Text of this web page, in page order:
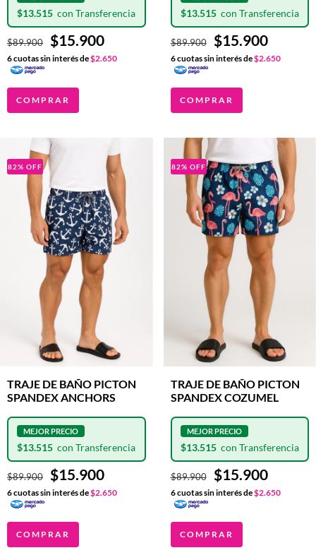
$89.900 $15.900
$13.515
6cuotas sin interés de$2.650
COMPRAR
$89.900 $15.900
$13.515
6cuotas sin interés de$2.650
COMPRAR
82% OFF
TRAJE DE BAÑO PICTON
SPANDEX ANCHORS
$89.900 $15.900
$13.515
6cuotas sin interés de$2.650
COMPRAR
82% OFF
TRAJE DE BAÑO PICTON
SPANDEX COZUMEL
$89.900 $15.900
$13.515
6cuotas sin interés de$2.650
COMPRAR